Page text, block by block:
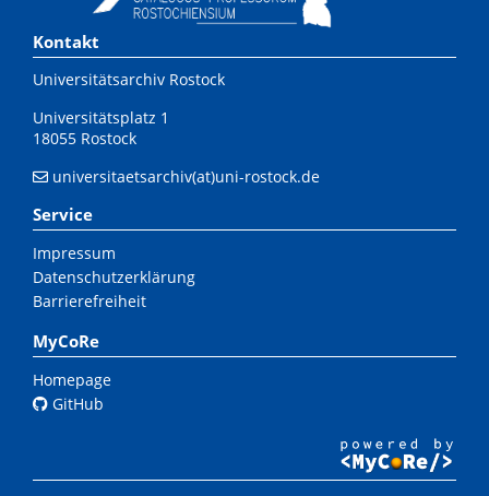
Kontakt
Universitätsarchiv Rostock
Universitätsplatz 1
18055 Rostock
universitaetsarchiv(at)uni-rostock.de
Service
Impressum
Datenschutzerklärung
Barrierefreiheit
MyCoRe
Homepage
GitHub